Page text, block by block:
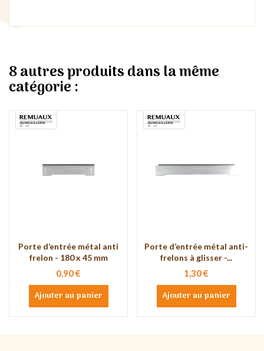
8 autres produits dans la même
catégorie :
Porte d’entrée métal anti
frelon - 180 x 45 mm
0,90 €
Ajouter au panier
Porte d’entrée métal anti-
frelons à glisser -...
1,30 €
Ajouter au panier